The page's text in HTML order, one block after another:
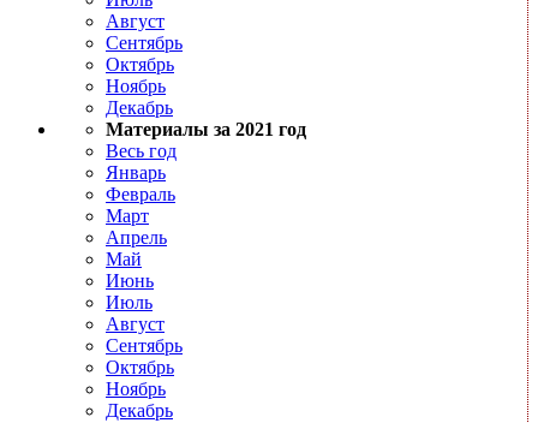
Август
Сентябрь
Октябрь
Ноябрь
Декабрь
Материалы за 2021 год
Весь год
Январь
Февраль
Март
Апрель
Май
Июнь
Июль
Август
Сентябрь
Октябрь
Ноябрь
Декабрь